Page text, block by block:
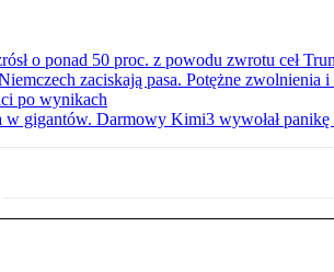
o ponad 50 proc. z powodu zwrotu ceł
zaciskają pasa. Potężne zwolnienia i
po wynikach
w gigantów. Darmowy Kimi3 wywołał panikę